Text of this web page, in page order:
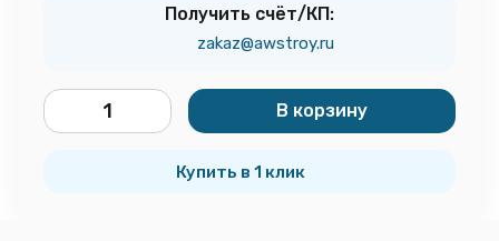
Получить счёт/КП:
zakaz@awstroy.ru
В корзину
Купить в 1 клик